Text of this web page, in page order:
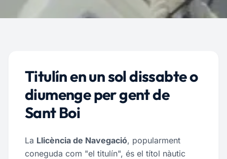
Titulín en un sol dissabte o
diumenge per gent de
Sant Boi
La Llicència de Navegació, popularment
coneguda com "el titulín", és el títol nàutic